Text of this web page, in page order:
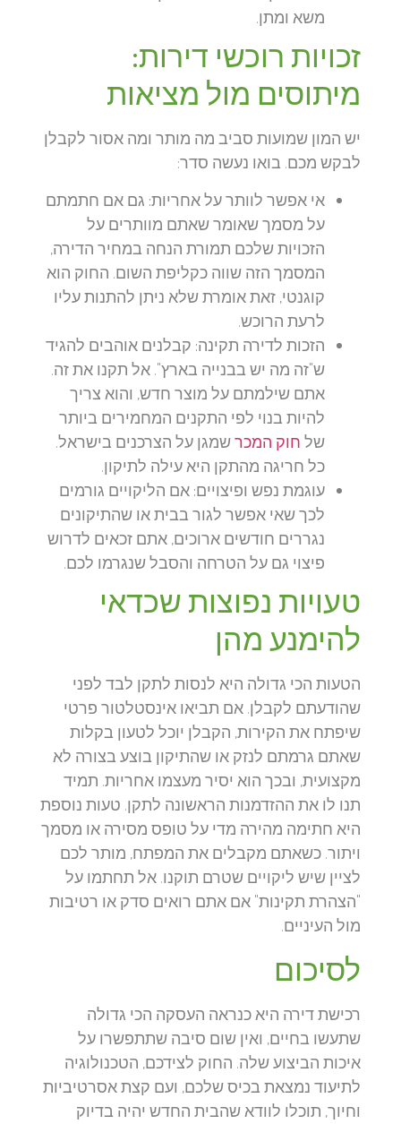
משא ומתן.
זכויות רוכשי דירות:
מיתוסים מול מציאות
יש המון שמועות סביב מה מותר ומה אסור לקבלן
לבקש מכם. בואו נעשה סדר:
אי אפשר לוותר על אחריות:גם אם חתמתם
על מסמך שאומר שאתם מוותרים על
הזכויות שלכם תמורת הנחה במחיר הדירה,
המסמך הזה שווה כקליפת השום. החוק הוא
קוגנטי, זאת אומרת שלא ניתן להתנות עליו
לרעת הרוכש.
הזכות לדירה תקינה:קבלנים אוהבים להגיד
ש"זה מה יש בבנייה בארץ". אל תקנו את זה.
אתם שילמתם על מוצר חדש, והוא צריך
להיות בנוי לפי התקנים המחמירים ביותר
שלחוק המכרשמגן על הצרכנים בישראל.
כל חריגה מהתקן היא עילה לתיקון.
עוגמת נפש ופיצויים:אם הליקויים גורמים
לכך שאי אפשר לגור בבית או שהתיקונים
נגררים חודשים ארוכים, אתם זכאים לדרוש
פיצוי גם על הטרחה והסבל שנגרמו לכם.
טעויות נפוצות שכדאי
להימנע מהן
הטעות הכי גדולה היא לנסות לתקן לבד לפני
שהודעתם לקבלן. אם תביאו אינסטלטור פרטי
שיפתח את הקירות, הקבלן יוכל לטעון בקלות
שאתם גרמתם לנזק או שהתיקון בוצע בצורה לא
מקצועית, ובכך הוא יסיר מעצמו אחריות. תמיד
תנו לו את ההזדמנות הראשונה לתקן. טעות נוספת
היא חתימה מהירה מדי על טופס מסירה או מסמך
ויתור. כשאתם מקבלים את המפתח, מותר לכם
לציין שיש ליקויים שטרם תוקנו. אל תחתמו על
"הצהרת תקינות" אם אתם רואים סדק או רטיבות
מול העיניים.
לסיכום
רכישת דירה היא כנראה העסקה הכי גדולה
שתעשו בחיים, ואין שום סיבה שתתפשרו על
איכות הביצוע שלה. החוק לצידכם, הטכנולוגיה
לתיעוד נמצאת בכיס שלכם, ועם קצת אסרטיביות
וחיוך, תוכלו לוודא שהבית החדש יהיה בדיוק